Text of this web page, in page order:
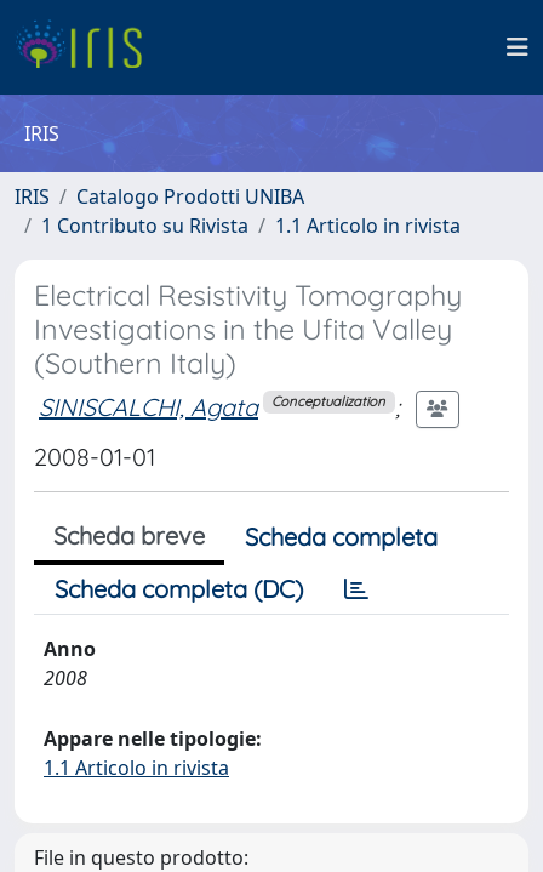
IRIS
IRIS
Catalogo Prodotti UNIBA
1 Contributo su Rivista
1.1 Articolo in rivista
Electrical Resistivity Tomography
Investigations in the Ufita Valley
(Southern Italy)
SINISCALCHI, Agata Conceptualization ;
2008-01-01
Scheda breve
Scheda completa
Scheda completa (DC)
Anno
2008
Appare nelle tipologie:
1.1 Articolo in rivista
File in questo prodotto: